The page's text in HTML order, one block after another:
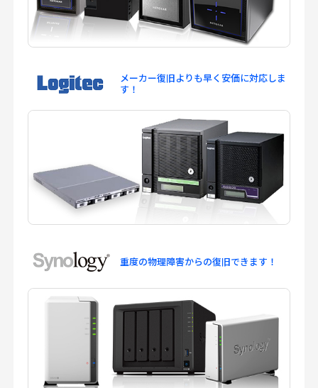
メーカー復旧よりも早く安価に対応しま
す！
重度の物理障害からの復旧できます！